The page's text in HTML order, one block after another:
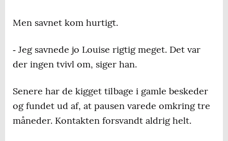
Men savnet kom hurtigt.
‐ Jeg savnede jo Louise rigtig meget. Det var
der ingen tvivl om, siger han.
Senere har de kigget tilbage i gamle beskeder
og fundet ud af, at pausen varede omkring tre
måneder. Kontakten forsvandt aldrig helt.